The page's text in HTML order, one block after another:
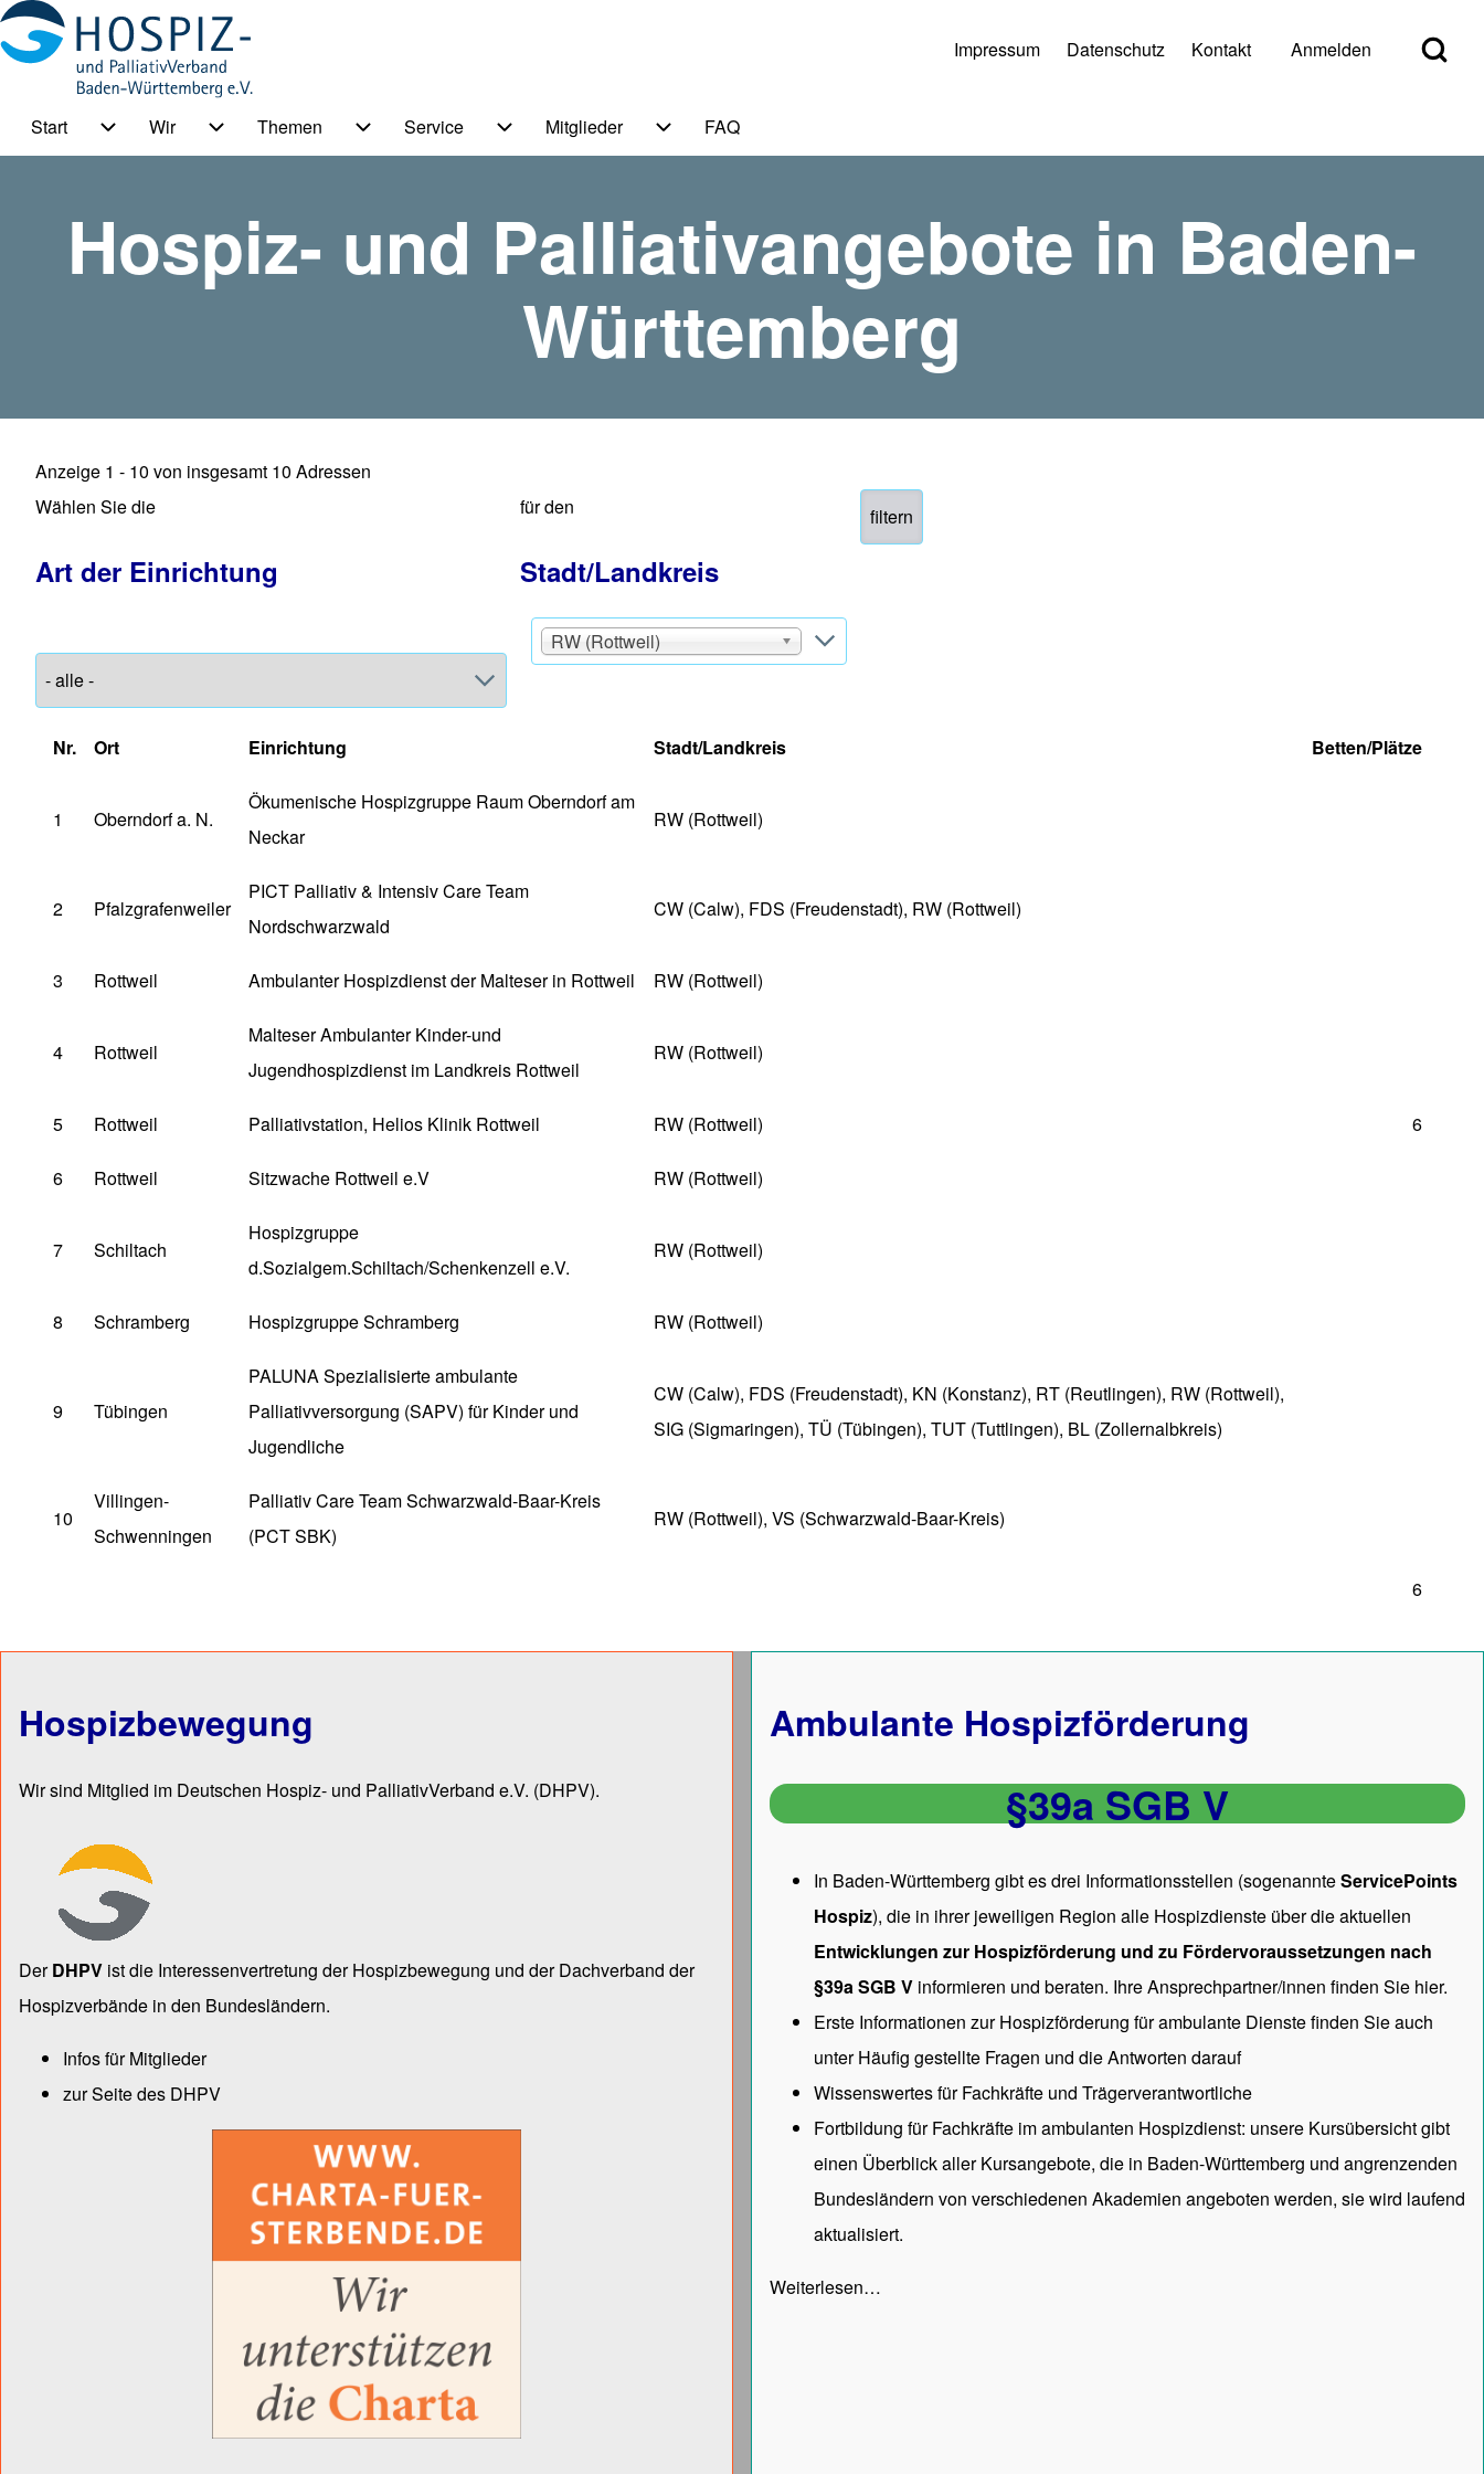
Suche Schließen
Open Search
User account menu
Impressum Datenschutz Kontakt Anmelden
HPV BW Hauptmenu
Start Wir Themen
Unternavigation von Themen
Service
Unternavigation von Service
Mitglieder FAQ
Hospiz- und Palliativangebote in Baden-
Württemberg
Anzeige 1 - 10 von insgesamt 10 Adressen
Wählen Sie die
Art der Einrichtung
für den
Stadt/Landkreis
RW (Rottweil)
Nr. Ort Einrichtung Stadt/Landkreis Betten/Plätze
1 Oberndorf a. N.
Ökumenische Hospizgruppe Raum Oberndorf am
Neckar
RW (Rottweil)
2 Pfalzgrafenweiler
PICT Palliativ & Intensiv Care Team
Nordschwarzwald
CW (Calw), FDS (Freudenstadt), RW (Rottweil)
3 Rottweil Ambulanter Hospizdienst der Malteser in Rottweil RW (Rottweil)
4 Rottweil
Malteser Ambulanter Kinder-und
Jugendhospizdienst im Landkreis Rottweil
RW (Rottweil)
5 Rottweil Palliativstation, Helios Klinik Rottweil RW (Rottweil) 6
6 Rottweil Sitzwache Rottweil e.V RW (Rottweil)
7 Schiltach
Hospizgruppe
d.Sozialgem.Schiltach/Schenkenzell e.V.
RW (Rottweil)
8 Schramberg Hospizgruppe Schramberg RW (Rottweil)
9 Tübingen
PALUNA Spezialisierte ambulante
Palliativversorgung (SAPV) für Kinder und
Jugendliche
CW (Calw), FDS (Freudenstadt), KN (Konstanz), RT (Reutlingen), RW (Rottweil),
SIG (Sigmaringen), TÜ (Tübingen), TUT (Tuttlingen), BL (Zollernalbkreis)
10
Villingen-
Schwenningen
Palliativ Care Team Schwarzwald-Baar-Kreis
(PCT SBK)
RW (Rottweil), VS (Schwarzwald-Baar-Kreis)
6
Hospizbewegung
Wir sind Mitglied im Deutschen Hospiz- und PalliativVerband e.V. (DHPV).
DerDHPV ist die Inter­essen­ver­tre­tung der Hospiz­bewegung und der Dach­verband der
Hospiz­verbände in den Bun­des­län­dern.
Infos für Mitglieder
zur Seite des DHPV
Ambulante Hospizförderung
§39a SGB V
In Baden-Württemberg gibt es drei Informationsstellen (sogenannteServicePoints
Hospiz), die in ihrer jeweiligen Region alle Hospizdienste über die aktuellen
Entwicklungen zur Hospizförderung und zu Fördervoraussetzungen nach
§39a SGB V informieren und beraten. Ihre Ansprechpartner/innen finden Sie hier.
Erste Informationen zur Hospizförderung für ambulante Dienste finden Sie auch
unterHäufig gestellte Fragen und die Antworten darauf
Wissenswertes für Fachkräfte und Trägerverantwortliche
Fortbildung für Fachkräfte im ambulanten Hospizdienst: unsere Kursübersichtgibt
einen Überblick aller Kursangebote, die in Baden-Württemberg und angrenzenden
Bundesländern von verschiedenen Akademien angeboten werden, sie wird laufend
aktualisiert.
Weiterlesen…